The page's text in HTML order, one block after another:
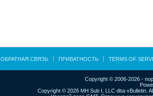
ОБРАТНАЯ СВЯЗЬ ПРИВАТНОСТЬ TERMS OF
Copyright © 2006-2026 -
Copyright © 2026 MH Sub I, LLC dba vBulletin.